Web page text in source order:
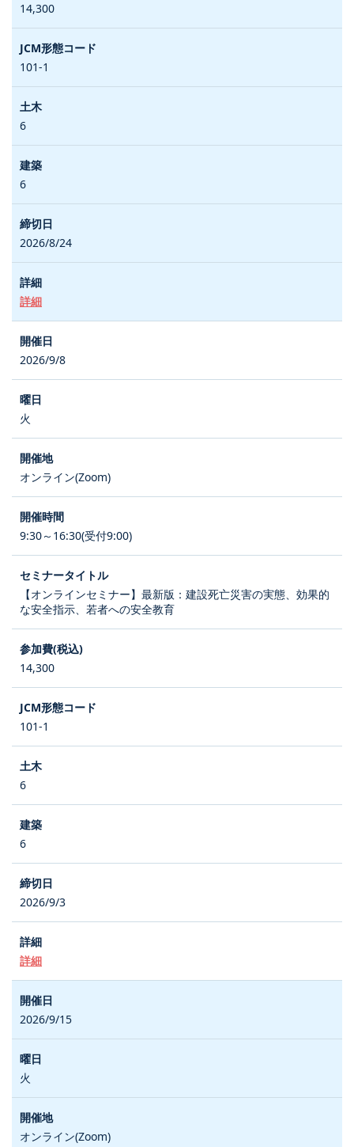
14,300
101-1
6
6
2026/8/24
詳細
2026/9/8
火
オンライン(Zoom)
9:30～16:30(受付9:00)
【オンラインセミナー】最新版：建設死亡災害の実態、効果的
な安全指示、若者への安全教育
14,300
101-1
6
6
2026/9/3
詳細
2026/9/15
火
オンライン(Zoom)